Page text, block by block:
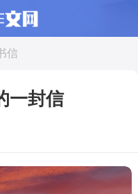
信
一封信